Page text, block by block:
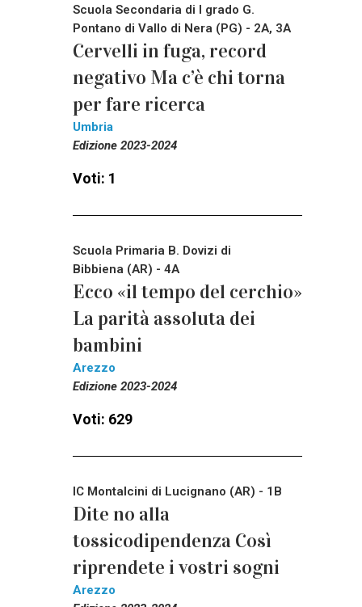
Scuola Secondaria di I grado G.
Pontano di Vallo di Nera (PG) - 2A, 3A
Cervelli in fuga, record
negativo Ma c’è chi torna
per fare ricerca
Umbria
Edizione 2023-2024
Voti: 1
Scuola Primaria B. Dovizi di
Bibbiena (AR) - 4A
Ecco «il tempo del cerchio»
La parità assoluta dei
bambini
Arezzo
Edizione 2023-2024
Voti: 629
IC Montalcini di Lucignano (AR) - 1B
Dite no alla
tossicodipendenza Così
riprendete i vostri sogni
Arezzo